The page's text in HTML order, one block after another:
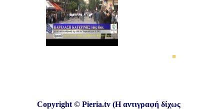
Copyright © Pieria.tv (Η αντιγραφή δίχως